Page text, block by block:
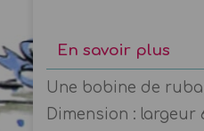
En savoir plus
Une bobine de
Dimension : largeur